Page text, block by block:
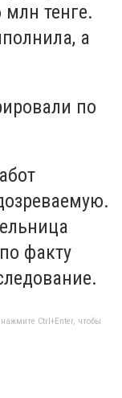
тенге.
а
по
факту
Ctrl+Enter, чтобы